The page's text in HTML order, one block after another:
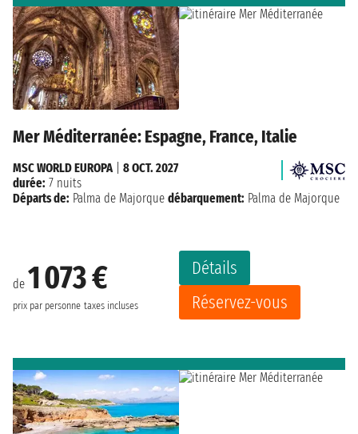
Mer Méditerranée: Espagne, France, Italie
de 1 073 €
prix par personne taxes incluses
Détails
Réservez-vous
MSC WORLD EUROPA| 8 OCT. 2027
durée: 7 nuits
Départs de: Palma de Majorque débarquement: Palma de Majorque